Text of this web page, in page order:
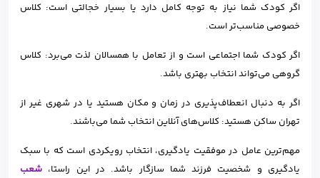
اگر کودک شما نیاز به توجه کامل دارد یا بسیار خجالتی است: کلاس
خصوصی مناسب‌تر است.
اگر کودک شما اجتماعی است و از تعامل با همسالان لذت می‌برد: کلاس
گروهی می‌تواند انتخاب بهتری باشد.
اگر به دنبال انعطاف‌پذیری در زمان و مکان هستید یا در شهری غیر از
تهران ساکن هستید: کلاس‌های آنلاین انتخاب شما می‌باشند.
مهم‌ترین عامل در موفقیت یادگیری، انتخاب رویکردی است که با سبک
یادگیری و شخصیت فرزند شما سازگار باشد. در این راستا، شعب